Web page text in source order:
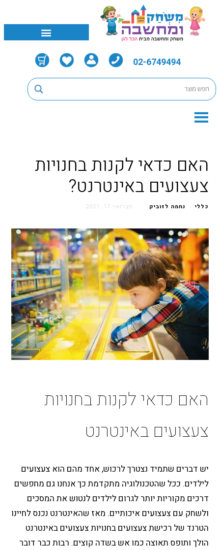
02-6749494
האם כדאי לקנות בחנויות
צעצועים באינטרנט?
כללי נחמה לזוביק פברואר 17, 2021
האם כדאי לקנות בחנויות
צעצועים באינטרנט
יש דברים שתמיד נצטרך לרכוש, אחד מהם הוא צעצועים
לילדים. ככל שהטכנולוגיה מתקדמת כך אנחנו גם מחפשים
דרכים מקוריות יותר לגרום לילדים לנטוש את המסכים
ולשחק עם צעצועים איכותיים. מאז שהאינטרנט נכנס לחיינו
הטרנד של רכישת צעצועים בחנויות צעצועים באינטרנט
הולך ותופס תאוצה כמו אש בשדה קוצים. רבות כבר דובר